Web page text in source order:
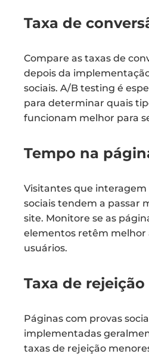
Taxa de
Compare as taxas de
depois da
sociais. A/B testing é
para determinar quais
funcionam melhor para
Tempo na
Visitantes que interagem
sociais tendem a passar
site. Monitore se as
elementos retêm melhor
usuários.
Taxa de rejeição
Páginas com provas
implementadas
taxas de rejeição